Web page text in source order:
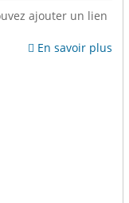
ajouter un lien
 En savoir plus